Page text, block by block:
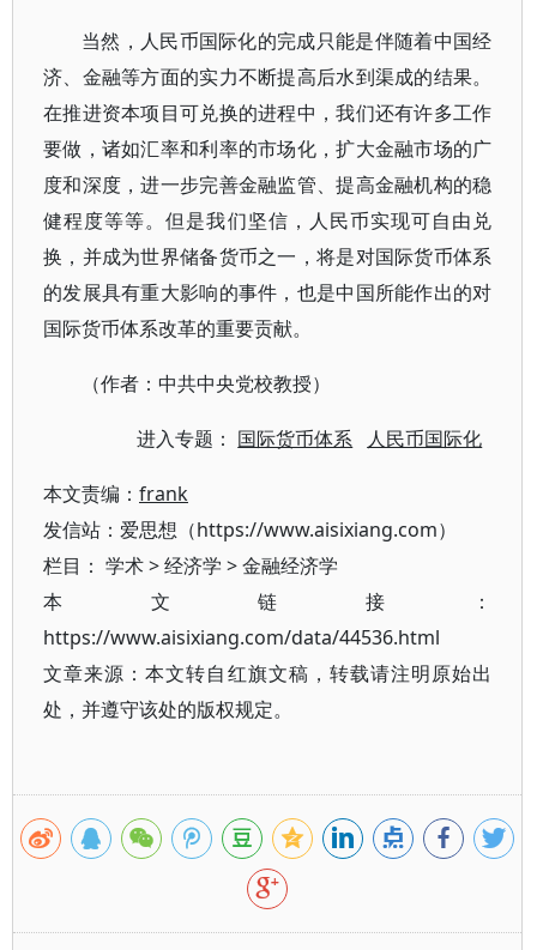
当然，人民币国际化的完成只能是伴随着中国经
济、金融等方面的实力不断提高后水到渠成的结果。
在推进资本项目可兑换的进程中，我们还有许多工作
要做，诸如汇率和利率的市场化，扩大金融市场的广
度和深度，进一步完善金融监管、提高金融机构的稳
健程度等等。但是我们坚信，人民币实现可自由兑
换，并成为世界储备货币之一，将是对国际货币体系
的发展具有重大影响的事件，也是中国所能作出的对
国际货币体系改革的重要贡献。
（作者：中共中央党校教授）
进入专题： 国际货币体系 人民币国际化
本文责编： frank
发信站：爱思想（https://www.aisixiang.com）
栏目： 学术>经济学 >金融经济学
本文链接：
https://www.aisixiang.com/data/44536.html
文章来源：本文转自红旗文稿，转载请注明原始出
处，并遵守该处的版权规定。